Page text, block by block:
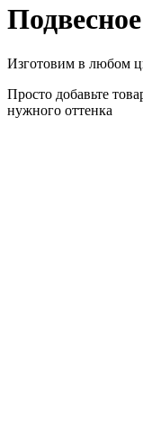
Изготовим в любом
Просто добавьте
нужного оттенка